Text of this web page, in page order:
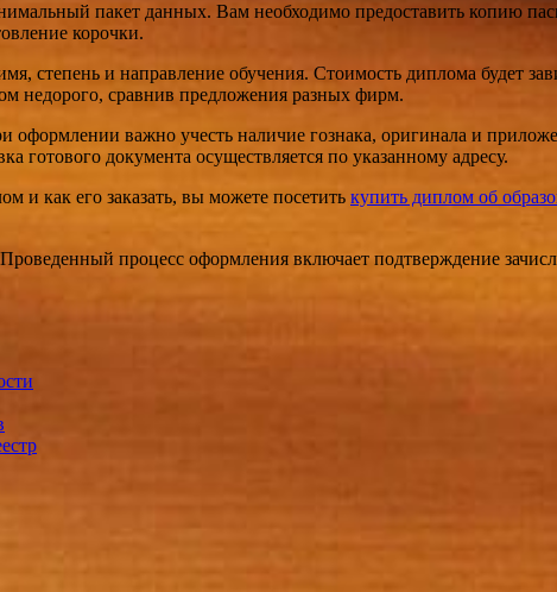
пакет данных. Вам необходимо предоставить копию
корочки.
степень и направление обучения. Стоимость диплома будет
недорого, сравнив предложения разных фирм.
важно учесть наличие гознака, оригинала и
готового документа осуществляется по указанному адресу.
и как его заказать, вы можете посетить купить диплом об
процесс оформления включает подтверждение